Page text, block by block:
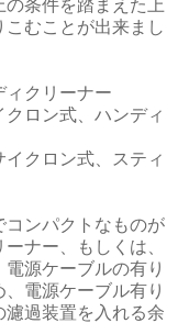
条件を踏まえた上
むことが出来まし
ィクリーナー
ロン式、ハンディ
クロン式、スティ
コンパクトなものが
ナー、もしくは、
源ケーブルの有り
電源ケーブル有り
過装置を入れる余